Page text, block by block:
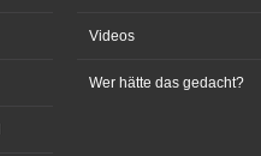
Videos
Wer hätte das gedacht?